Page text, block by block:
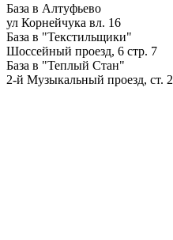
База в Алтуфьево
ул Корнейчука вл. 16
База в "Текстильщики"
Шоссейный проезд, 6 стр. 7
База в "Теплый Стан"
2-й Музыкальный проезд, ст. 2